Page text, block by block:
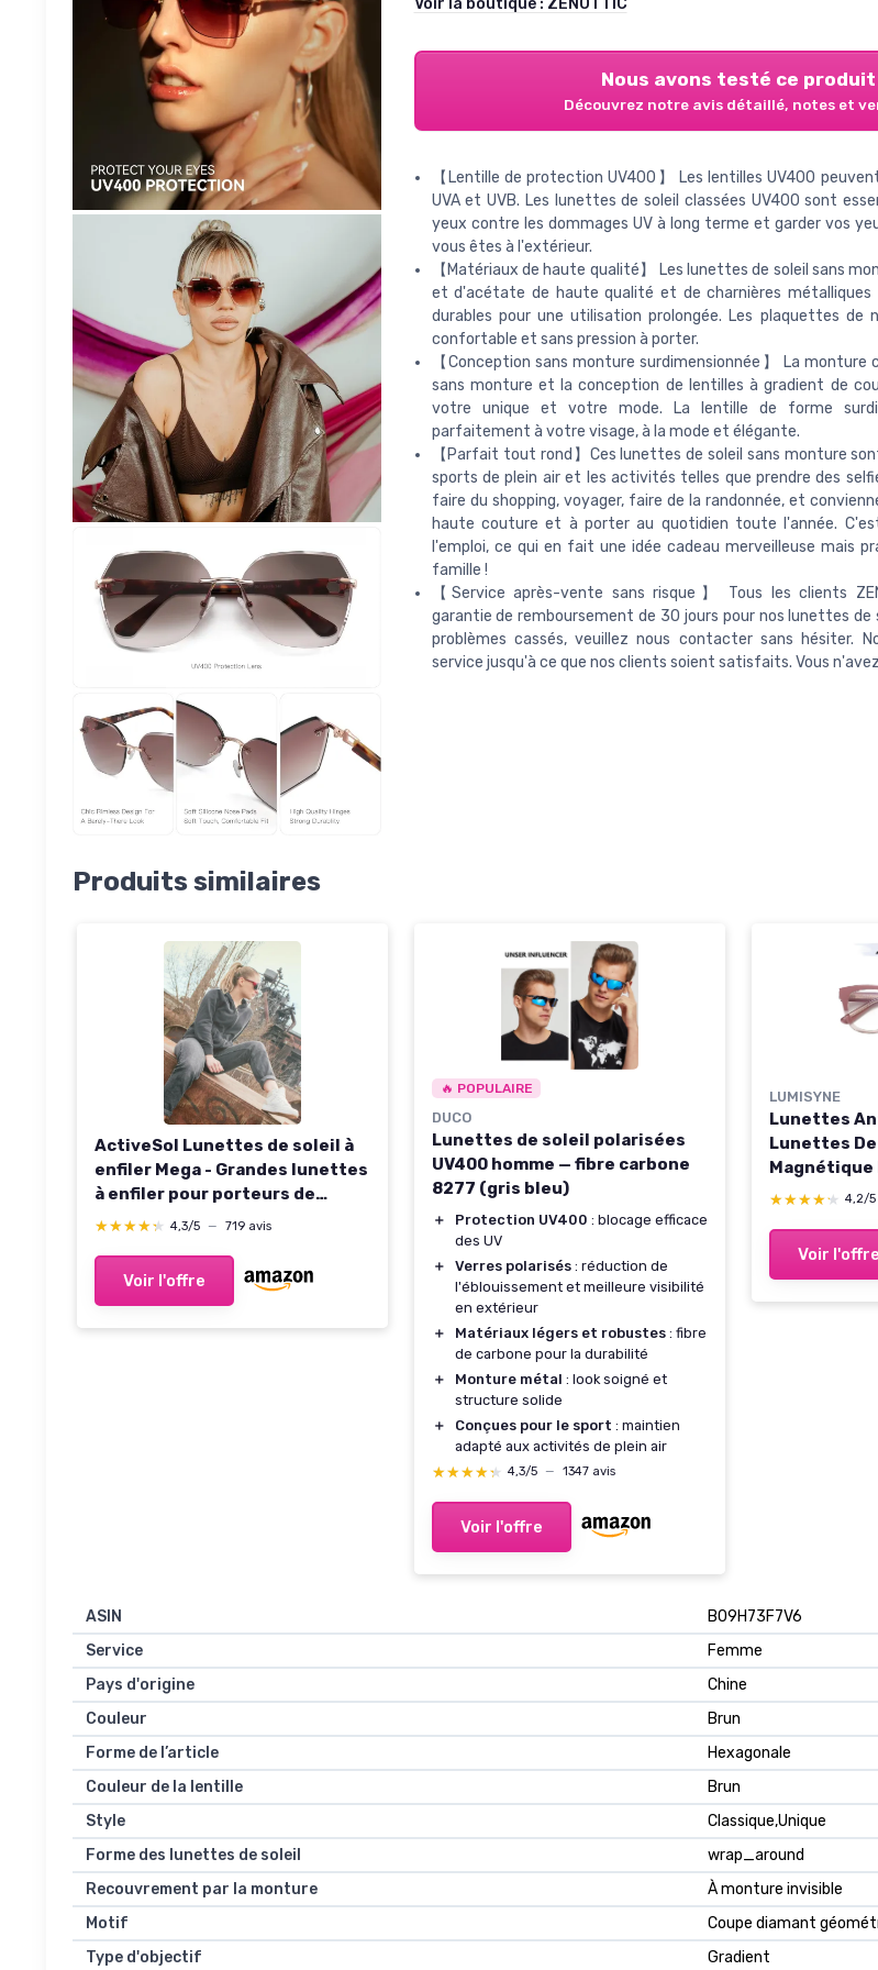
Voir la boutique : ZENOTTIC
Nous avons testé ce produit
Découvrez notre avis détaillé, notes et
【Lentille de protection UV400】 Les lentilles UV400
UVA et UVB. Les lunettes de soleil classées UV400 sont
yeux contre les dommages UV à long terme et garder vos
vous êtes à l'extérieur.
【Matériaux de haute qualité】 Les lunettes de soleil sans
et d'acétate de haute qualité et de charnières métalliques
durables pour une utilisation prolongée. Les plaquettes de
confortable et sans pression à porter.
【Conception sans monture surdimensionnée】 La monture
sans monture et la conception de lentilles à gradient de
votre unique et votre mode. La lentille de forme
parfaitement à votre visage, à la mode et élégante.
【Parfait tout rond】Ces lunettes de soleil sans monture
sports de plein air et les activités telles que prendre des
faire du shopping, voyager, faire de la randonnée, et
haute couture et à porter au quotidien toute l'année.
l'emploi, ce qui en fait une idée cadeau merveilleuse mais
famille !
【Service après-vente sans risque】 Tous les clients
garantie de remboursement de 30 jours pour nos lunettes de
problèmes cassés, veuillez nous contacter sans hésiter.
service jusqu'à ce que nos clients soient satisfaits. Vous
Produits similaires
ActiveSol Lunettes de soleil à
enfiler Mega - Grandes lunettes
à enfiler pour porteurs de
lunettes - polarisées Rouge
★★★★★
★★★★★ 4,3/5 — 719 avis
Voir l'offre
🔥 POPULAIRE
DUCO
Lunettes de soleil polarisées
UV400 homme — fibre carbone
8277 (gris bleu)
＋ Protection UV400 : blocage efficace
des UV
＋
Verres polarisés : réduction de
l'éblouissement et meilleure visibilité
en extérieur
＋
Matériaux légers et robustes : fibre
de carbone pour la durabilité
＋
Monture métal : look soigné et
structure solide
＋
Conçues pour le sport : maintien
adapté aux activités de plein air
★★★★★
★★★★★ 4,3/5 — 1347 avis
Voir l'offre
LUMISYNE
Lunettes
Lunettes De
Lunettes
Soleil
UV400
★★★★★
★★★★★ 4,2/5
Voir l'offre
ASIN
B09H73F7V6
Service
Femme
Pays d'origine
Chine
Couleur
Brun
Forme de l’article
Hexagonale
Couleur de la lentille
Brun
Style
Classique,Unique
Forme des lunettes de soleil
wrap_around
Recouvrement par la monture
À monture invisible
Motif
Coupe diamant
Type d'objectif
Gradient